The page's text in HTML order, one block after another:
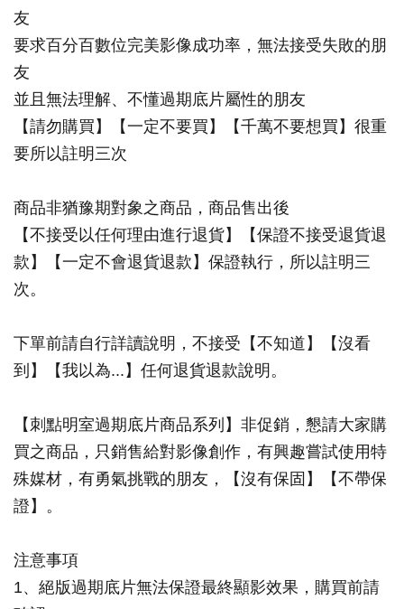
友
要求百分百數位完美影像成功率，無法接受失敗的朋
友
並且無法理解、不懂過期底片屬性的朋友
【請勿購買】【一定不要買】【千萬不要想買】很重
要所以註明三次
商品非猶豫期對象之商品，商品售出後
【不接受以任何理由進行退貨】【保證不接受退貨退
款】【一定不會退貨退款】保證執行，所以註明三
次。
下單前請自行詳讀說明，不接受【不知道】【沒看
到】【我以為...】任何退貨退款說明。
【刺點明室過期底片商品系列】非促銷，懇請大家購
買之商品，只銷售給對影像創作，有興趣嘗試使用特
殊媒材，有勇氣挑戰的朋友，【沒有保固】【不帶保
證】。
注意事項
1、絕版過期底片無法保證最終顯影效果，購買前請